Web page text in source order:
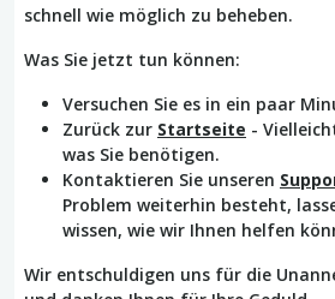
schnell wie möglich zu beheben.
Was Sie jetzt tun können:
Versuchen Sie es in ein paar
Zurück zur Startseite -
was Sie benötigen.
Kontaktieren Sie unseren
Problem weiterhin besteht,
wissen, wie wir Ihnen helfen
Wir entschuldigen uns für die